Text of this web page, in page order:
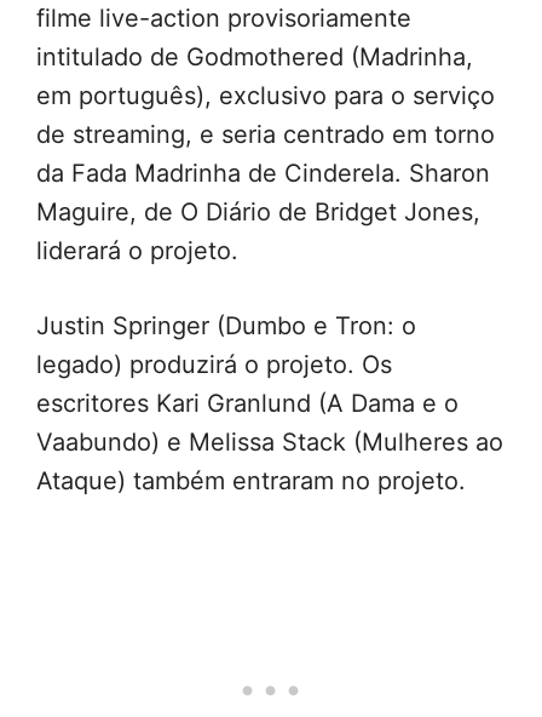
filme live-action provisoriamente
intitulado de Godmothered (Madrinha,
em português), exclusivo para o serviço
de streaming, e seria centrado em torno
da Fada Madrinha de Cinderela. Sharon
Maguire, de O Diário de Bridget Jones,
liderará o projeto.
Justin Springer (Dumbo e Tron: o
legado) produzirá o projeto. Os
escritores Kari Granlund (A Dama e o
Vaabundo) e Melissa Stack (Mulheres ao
Ataque) também entraram no projeto.